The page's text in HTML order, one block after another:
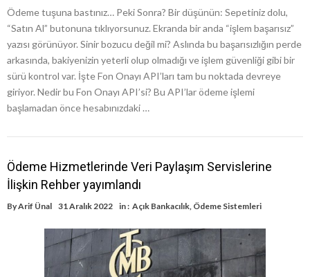
Ödeme tuşuna bastınız… Peki Sonra? Bir düşünün: Sepetiniz dolu,
“Satın Al” butonuna tıklıyorsunuz. Ekranda bir anda “işlem başarısız”
yazısı görünüyor. Sinir bozucu değil mi? Aslında bu başarısızlığın perde
arkasında, bakiyenizin yeterli olup olmadığı ve işlem güvenliği gibi bir
sürü kontrol var. İşte Fon Onayı API’ları tam bu noktada devreye
giriyor. Nedir bu Fon Onayı API’si? Bu API’lar ödeme işlemi
başlamadan önce hesabınızdaki …
Ödeme Hizmetlerinde Veri Paylaşım Servislerine
İlişkin Rehber yayımlandı
ByArif Ünal 31 Aralık 2022 in : Açık Bankacılık, Ödeme Sistemleri